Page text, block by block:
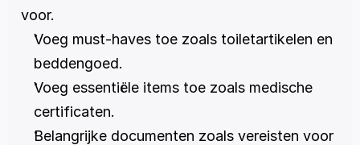
voor.
Voeg must-haves toe zoals toiletartikelen en
beddengoed.
Voeg essentiële items toe zoals medische
certificaten.
Belangrijke documenten zoals vereisten voor